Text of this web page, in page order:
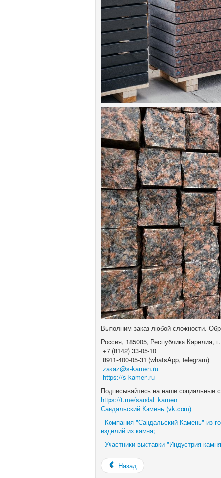
Выполним заказ любой сложности.
Россия, 185005, Республика Карелия,
+7 (8142) 33-05-10
8911-400-05-31 (whatsApp, telegram)
zakaz@s-kamen.ru
https://s-kamen.ru
Подписывайтесь на наши социальные
https://t.me/sandal_kamen
Сандальский Камень (vk.com)
- Компания "Сандальский Камень" из
изделий из камня;
-Участники выставки "Индустрия
Назад